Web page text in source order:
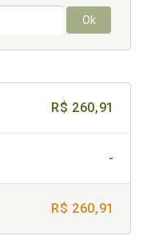
Ok
R$ 260,91
-
R$ 260,91